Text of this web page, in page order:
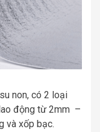
non, có 2 loại
động từ 2mm –
và xốp bạc.